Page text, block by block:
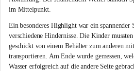
s
h
u
l
e
L
im Mittelpunkt.
Ein besonderes Highlight war ein spannender
verschiedene Hindernisse. Die Kinder
geschickt von einem Behälter zum anderen
transportieren. Am Ende wurde gemessen,
Wasser erfolgreich auf die andere Seite